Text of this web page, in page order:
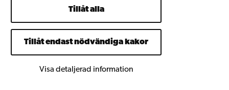
Tillåt alla
Tillåt endast nödvändiga kakor
Visa detaljerad information